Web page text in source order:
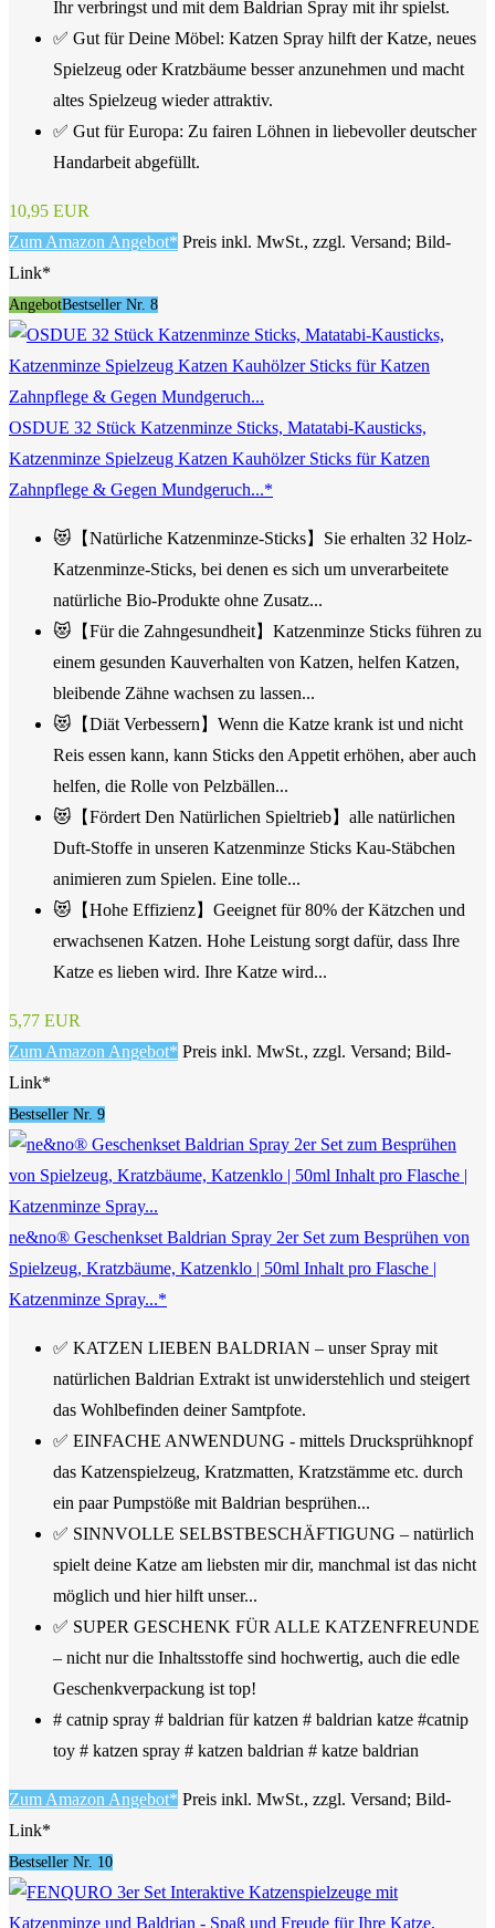
Ihr verbringst und mit dem Baldrian Spray mit ihr spielst.
✅ Gut für Deine Möbel: Katzen Spray hilft der Katze, neues
Spielzeug oder Kratzbäume besser anzunehmen und macht
altes Spielzeug wieder attraktiv.
✅ Gut für Europa: Zu fairen Löhnen in liebevoller deutscher
Handarbeit abgefüllt.
10,95 EUR
Zum Amazon Angebot* Preis inkl. MwSt., zzgl. Versand; Bild-
Link*
AngebotBestseller Nr. 8
OSDUE 32 Stück Katzenminze Sticks, Matatabi-Kausticks,
Katzenminze Spielzeug Katzen Kauhölzer Sticks für Katzen
Zahnpflege & Gegen Mundgeruch...*
😻【Natürliche Katzenminze-Sticks】Sie erhalten 32 Holz-
Katzenminze-Sticks, bei denen es sich um unverarbeitete
natürliche Bio-Produkte ohne Zusatz...
😻【Für die Zahngesundheit】Katzenminze Sticks führen zu
einem gesunden Kauverhalten von Katzen, helfen Katzen,
bleibende Zähne wachsen zu lassen...
😻【Diät Verbessern】Wenn die Katze krank ist und nicht
Reis essen kann, kann Sticks den Appetit erhöhen, aber auch
helfen, die Rolle von Pelzbällen...
😻【Fördert Den Natürlichen Spieltrieb】alle natürlichen
Duft-Stoffe in unseren Katzenminze Sticks Kau-Stäbchen
animieren zum Spielen. Eine tolle...
😻【Hohe Effizienz】Geeignet für 80% der Kätzchen und
erwachsenen Katzen. Hohe Leistung sorgt dafür, dass Ihre
Katze es lieben wird. Ihre Katze wird...
5,77 EUR
Zum Amazon Angebot* Preis inkl. MwSt., zzgl. Versand; Bild-
Link*
Bestseller Nr. 9
ne&no® Geschenkset Baldrian Spray 2er Set zum Besprühen von
Spielzeug, Kratzbäume, Katzenklo | 50ml Inhalt pro Flasche |
Katzenminze Spray...*
✅ KATZEN LIEBEN BALDRIAN – unser Spray mit
natürlichen Baldrian Extrakt ist unwiderstehlich und steigert
das Wohlbefinden deiner Samtpfote.
✅ EINFACHE ANWENDUNG - mittels Drucksprühknopf
das Katzenspielzeug, Kratzmatten, Kratzstämme etc. durch
ein paar Pumpstöße mit Baldrian besprühen...
✅ SINNVOLLE SELBSTBESCHÄFTIGUNG – natürlich
spielt deine Katze am liebsten mir dir, manchmal ist das nicht
möglich und hier hilft unser...
✅ SUPER GESCHENK FÜR ALLE KATZENFREUNDE
– nicht nur die Inhaltsstoffe sind hochwertig, auch die edle
Geschenkverpackung ist top!
# catnip spray # baldrian für katzen # baldrian katze #catnip
toy # katzen spray # katzen baldrian # katze baldrian
Zum Amazon Angebot* Preis inkl. MwSt., zzgl. Versand; Bild-
Link*
Bestseller Nr. 10